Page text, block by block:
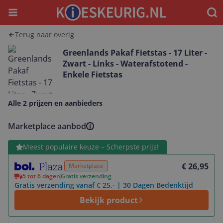
Menu
Terug naar overig
Greenlands Pakaf Fietstas - 17 Liter -
Zwart - Links - Waterafstotend -
Enkele Fietstas
Alle 2 prijzen en aanbieders
Marketplace aanbod
Meest populaire keuze – Scherpste prijs!
Marketplace € 26,95
5 tot 6 dagenGratis verzending
Gratis verzending vanaf € 25,- | 30 Dagen Bedenktijd
Bekijk product
Bekijk product